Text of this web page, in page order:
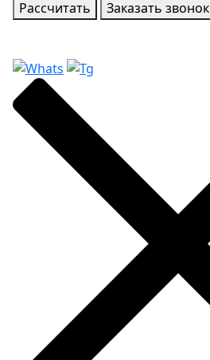
Рассчитать Заказать звонок